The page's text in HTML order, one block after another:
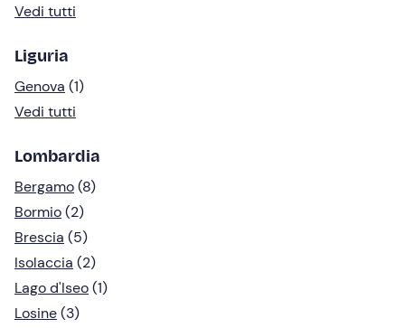
Vedi tutti
Liguria
Genova (1)
Vedi tutti
Lombardia
Bergamo(8)
Bormio(2)
Brescia (5)
Isolaccia (2)
Lago d'Iseo(1)
Losine(3)